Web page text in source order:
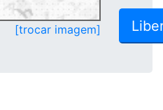
[trocar imagem]